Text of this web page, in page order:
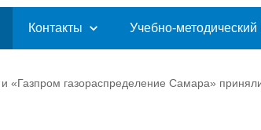
Контакты Учебно-методический
«Газпром газораспределение Самара»